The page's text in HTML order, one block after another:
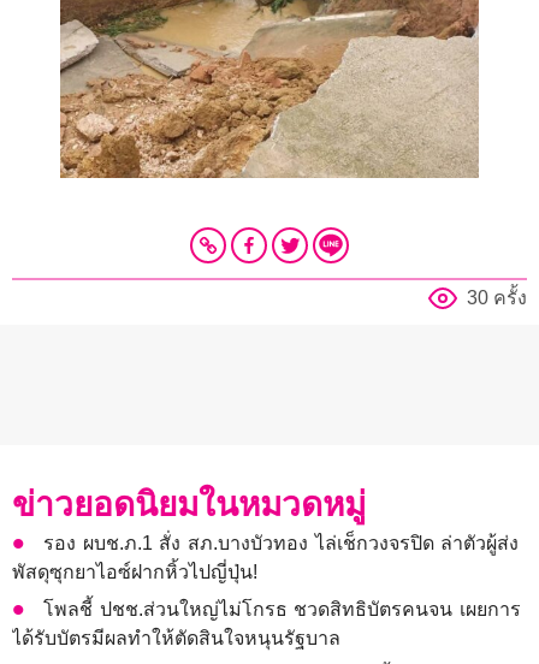
30 ครั้ง
ข่าวยอดนิยมในหมวดหมู่
รอง ผบช.ภ.1 สั่ง สภ.บางบัวทอง ไล่เช็กวงจรปิด ล่าตัวผู้ส่ง
พัสดุซุกยาไอซ์ฝากหิ้วไปญี่ปุ่น!
โพลชี้ ปชช.ส่วนใหญ่ไม่โกรธ ชวดสิทธิบัตรคนจน เผยการ
ได้รับบัตรมีผลทำให้ตัดสินใจหนุนรัฐบาล